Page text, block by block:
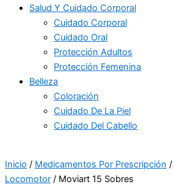
Salud Y Cuidado Corporal
Cuidado Corporal
Cuidado Oral
Protección Adultos
Protección Femenina
Belleza
Coloración
Cuidado De La Piel
Cuidado Del Cabello
Inicio / Medicamentos Por Prescripción /
Locomotor / Moviart 15 Sobres